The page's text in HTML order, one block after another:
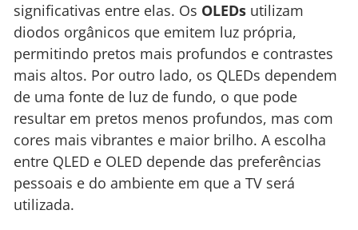
significativas entre elas. Os OLEDs utilizam
diodos orgânicos que emitem luz própria,
permitindo pretos mais profundos e contrastes
mais altos. Por outro lado, os QLEDs dependem
de uma fonte de luz de fundo, o que pode
resultar em pretos menos profundos, mas com
cores mais vibrantes e maior brilho. A escolha
entre QLED e OLED depende das preferências
pessoais e do ambiente em que a TV será
utilizada.